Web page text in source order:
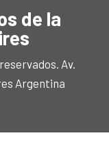
de la
Av.
Argentina